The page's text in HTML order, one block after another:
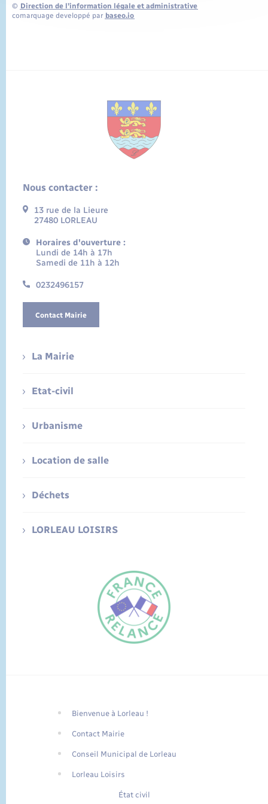
Traduction du
FR
© Direction de l’information légale et administrative
comarquage developpé par baseo.io
Nous contacter :
13 rue de la Lieure
27480 LORLEAU
Horaires d'ouverture :
Lundi de 14h à 17h
Samedi de 11h à 12h
0232496157
Contact Mairie
La Mairie
Etat-civil
Urbanisme
Location de salle
Déchets
LORLEAU LOISIRS
Bienvenue à Lorleau !
Contact Mairie
Conseil Municipal de Lorleau
Lorleau Loisirs
État civil